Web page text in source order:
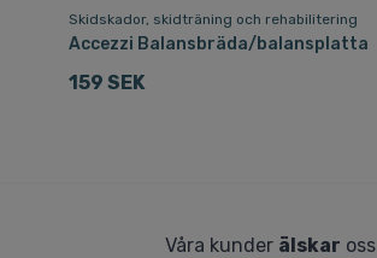
Skidskador, skidträning och rehabilitering
Accezzi Balansbräda/balansplatta
159 SEK
Våra kunder älskar oss